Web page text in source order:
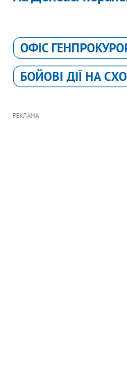
ОФІС
БОЙОВІ ДІЇ НА
РЕКЛАМА